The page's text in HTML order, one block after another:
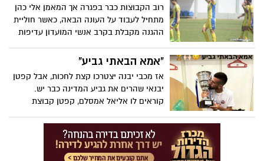
הפלייאוף בליגה א'. למרות ההישג, זוזוט לא
רוב הקבוצות כבר בפגרה אך המאמן אלי כהן
מתחיל לעבוד על העונה הבאה, כאשר חוליית
ההגנה מקבלת בקרב אנשי המועדון עדיפות
השערים שרון גורמזנו נשאר בקבוצה. התקציב
הלאומית
"אמא הבאתי גביע"
אז מכבי יבנה יצטרכו קצת לחכות, אבל קפטן
יבנאי שהרים את גביע המדינה כבר יש.
קוראים לו אליאל אמסלם, קפטן קבוצת
בגביע. אמסלם: "גם מכבי יבנה יכולה לזכות
בגביע המדינה"